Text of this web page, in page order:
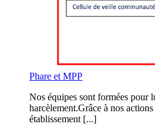
Phare et MPP
Nos équipes sont formées pour
harcèlement.Grâce à nos
établissement [...]